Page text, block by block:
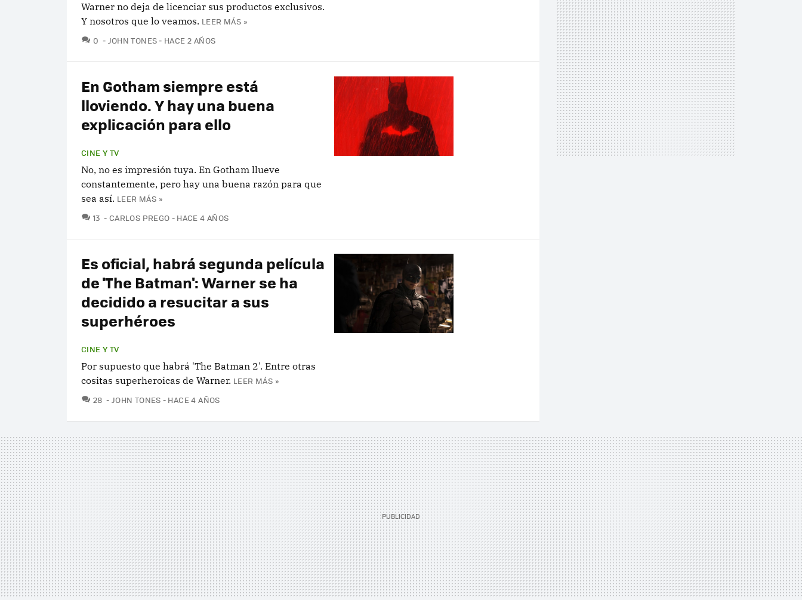
Warner no deja de licenciar sus productos exclusivos.
Y nosotros que lo veamos. LEER MÁS »
0 COMENTARIOS
JOHN TONES HACE 2 AÑOS
En Gotham siempre está
lloviendo. Y hay una buena
explicación para ello
CINE Y TV
No, no es impresión tuya. En Gotham llueve
constantemente, pero hay una buena razón para que
sea así. LEER MÁS »
13 COMENTARIOS
CARLOS PREGO HACE 4 AÑOS
Es oficial, habrá segunda película
de 'The Batman': Warner se ha
decidido a resucitar a sus
superhéroes
CINE Y TV
Por supuesto que habrá 'The Batman 2'. Entre otras
cositas superheroicas de Warner. LEER MÁS »
28 COMENTARIOS
JOHN TONES HACE 4 AÑOS